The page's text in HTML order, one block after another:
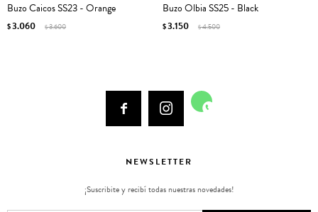
Buzo Caicos SS23 - Orange
$3.060 $3.600
Buzo Olbia SS25 - Black
$3.150 $4.500
  
NEWSLETTER
¡Suscribite y recibí todas nuestras novedades!